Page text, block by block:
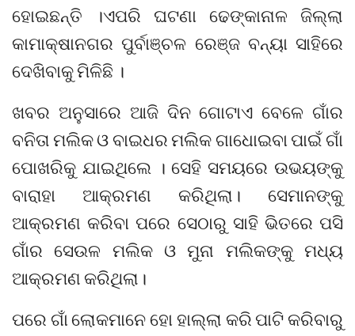
ହୋଇଛନ୍ତି ।ଏପରି ଘଟଣା ଢେଙ୍କାନାଳ ଜିଲ୍ଲା
କାମାକ୍ଷାନଗର ପୁର୍ବାଞ୍ଚଳ ରେଞ୍ଜ ବନ୍ୟା ସାହିରେ
ଦେଖିବାକୁ ମିଳିଛି ।
ଖବର ଅନୁସାରେ ଆଜି ଦିନ ଗୋଟାଏ ବେଳେ ଗାଁର
ବନିତା ମଲିକ ଓ ବାଇଧର ମଲିକ ଗାଧୋଇବା ପାଇଁ ଗାଁ
ପୋଖରିକୁ ଯାଇଥିଲେ । ସେହି ସମୟରେ ଉଭୟଙ୍କୁ
ବାରାହା ଆକ୍ରମଣ କରିଥିଲା। ସେମାନଙ୍କୁ
ଆକ୍ରମଣ କରିବା ପରେ ସେଠାରୁ ସାହି ଭିତରେ ପସି
ଗାଁର ସେଉଳ ମଲିକ ଓ ମୁନା ମଲିକଙ୍କୁ ମଧ୍ୟ
ଆକ୍ରମଣ କରିଥିଲା।
ପରେ ଗାଁ ଲୋକମାନେ ହୋ ହାଲ୍ଲା କରି ପାଟି କରିବାରୁ